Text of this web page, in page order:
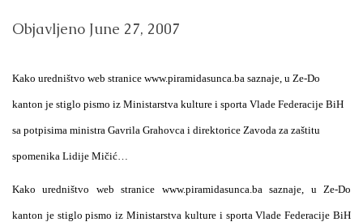
Objavljeno June 27, 2007
Kako uredništvo web stranice www.piramidasunca.ba saznaje, u Ze-Do
kanton je stiglo pismo iz Ministarstva kulture i sporta Vlade Federacije BiH
sa potpisima ministra Gavrila Grahovca i direktorice Zavoda za zaštitu
spomenika Lidije Mičić…
Kako uredništvo web stranice www.piramidasunca.ba saznaje, u Ze-Do
kanton je stiglo pismo iz Ministarstva kulture i sporta Vlade Federacije BiH